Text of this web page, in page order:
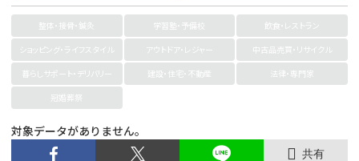
整体・接骨・鍼灸 学習塾・予備校
飲食・レストラン
ショッピング・ライフスタイル
アウトドア・レジャー
中古品売買・リサイクル
暮らしサポート・デリバリー
建設・住宅・不動産
法律・専門家
冠婚葬祭
対象データがありません。
共有